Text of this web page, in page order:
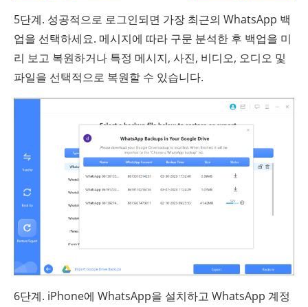
5단계. 성공적으로 로그인되면 가장 최근의 WhatsApp 백
업을 선택하세요. 메시지에 따라 구문 분석한 후 백업을 미
리 보고 복원하거나 특정 메시지, 사진, 비디오, 오디오 및
파일을 선택적으로 복원할 수 있습니다.
6단계. iPhone에 WhatsApp을 설치하고 WhatsApp 계정